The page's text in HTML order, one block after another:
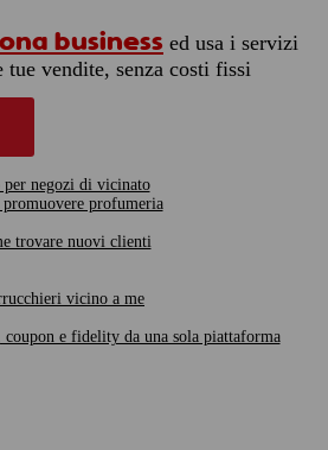
business ed usa i servizi
vendite, senza costi fissi
per negozi di vicinato
promuovere profumeria
trovare nuovi clienti
vicino a me
coupon e fidelity da una sola piattaforma